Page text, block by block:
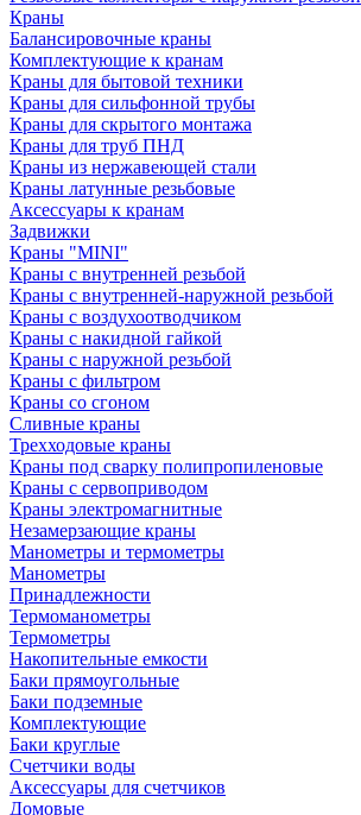
Краны
Балансировочные краны
Комплектующие к кранам
Краны для бытовой техники
Краны для сильфонной трубы
Краны для скрытого монтажа
Краны для труб ПНД
Краны из нержавеющей стали
Краны латунные резьбовые
Аксессуары к кранам
Задвижки
Краны "MINI"
Краны с внутренней резьбой
Краны с внутренней-наружной резьбой
Краны с воздухоотводчиком
Краны с накидной гайкой
Краны с наружной резьбой
Краны с фильтром
Краны со сгоном
Сливные краны
Трехходовые краны
Краны под сварку полипропиленовые
Краны с сервоприводом
Краны электромагнитные
Незамерзающие краны
Манометры и термометры
Манометры
Принадлежности
Термоманометры
Термометры
Накопительные емкости
Баки прямоугольные
Баки подземные
Комплектующие
Баки круглые
Счетчики воды
Аксессуары для счетчиков
Домовые